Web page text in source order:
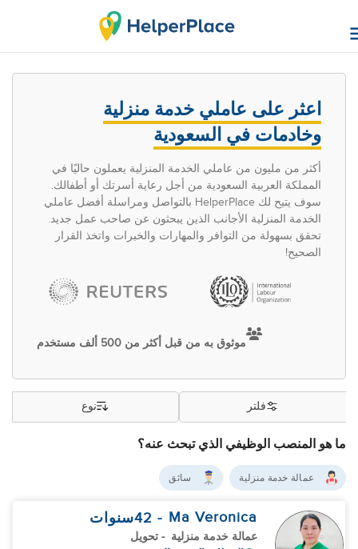
اعثر على عاملي خدمة منزلية
وخادمات في السعودية
أكثر من مليون من عاملي الخدمة المنزلية يعملون حاليًا في
المملكة العربية السعودية من أجل رعاية أسرتك أو أطفالك.
سوف يتيح لك HelperPlace بالتواصل ومراسلة أفضل عاملي
الخدمة المنزلية الأجانب الذين يبحثون عن صاحب عمل جديد.
تحقق بسهولة من التوافر والمهارات والخبرات واتخذ القرار
الصحيح!
موثوق به من قبل أكثر من 500 ألف مستخدم
ما هو المنصب الوظيفي الذي تبحث عنه؟
فلتر نوع
عمالة خدمة منزلية سائق
Ma Veronica
- 42 سنوات
عمالة خدمة منزلية - تحويل